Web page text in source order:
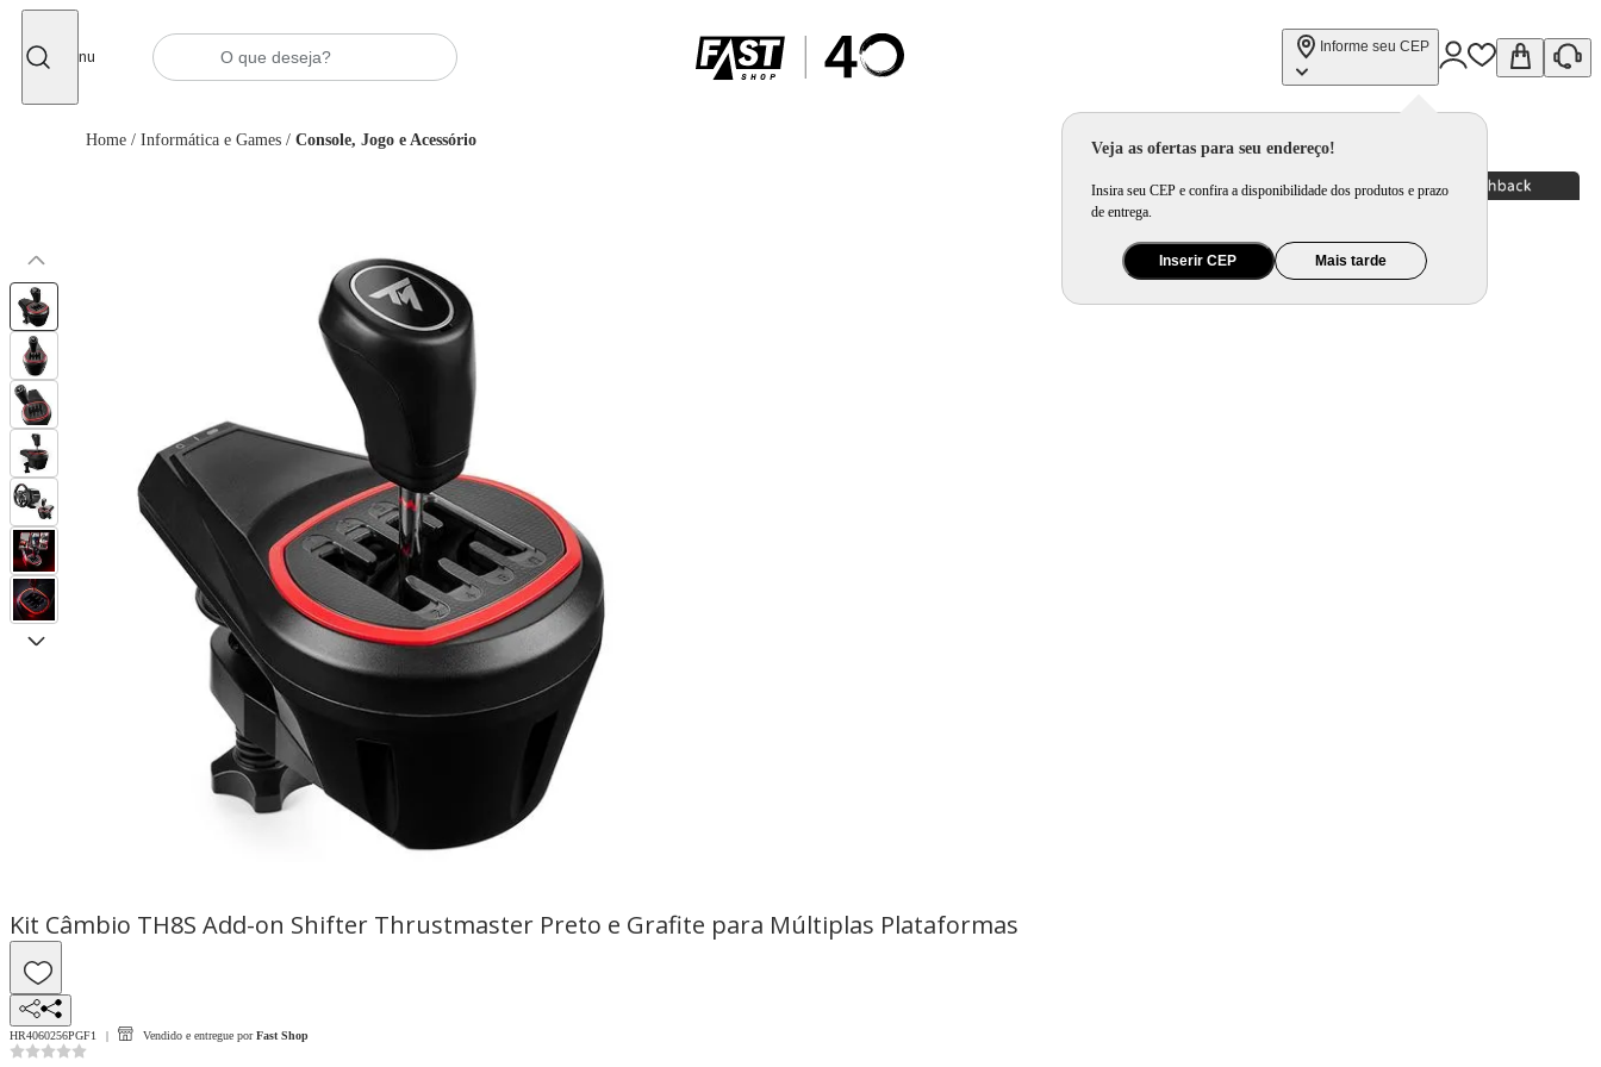
Menu
Informe seu CEP
Veja as ofertas para seu endereço!
Insira seu CEP e confira a disponibilidade dos produtos e prazo
de entrega.
Inserir CEP Mais tarde
Home / Informática e Games / Console, Jogo e Acessório
Kit Câmbio TH8S Add-on Shifter Thrustmaster Preto e Grafite para Múltiplas Plataformas
HR4060256PGF1 Vendido e entregue por Fast Shop